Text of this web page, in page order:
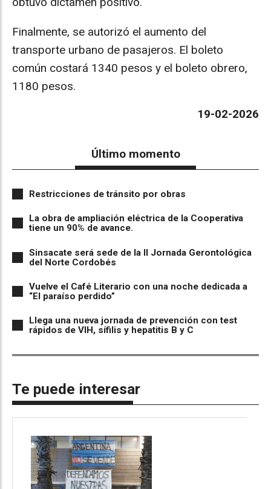
Finalmente, se autorizó el aumento del
transporte urbano de pasajeros. El boleto
común costará 1340 pesos y el boleto obrero,
1180 pesos.
19-02-2026
Último momento
Restricciones de tránsito por obras
La obra de ampliación eléctrica de la Cooperativa
tiene un 90% de avance.
Sinsacate será sede de la II Jornada Gerontológica
del Norte Cordobés
Vuelve el Café Literario con una noche dedicada a
“El paraíso perdido”
Llega una nueva jornada de prevención con test
rápidos de VIH, sífilis y hepatitis B y C
Te puede interesar